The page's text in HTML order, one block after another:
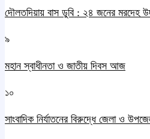
দৌলতদিয়ায় বাস ডুবি : ২৪ জনের মরদেহ
৯
মহান স্বাধীনতা ও জাতীয় দিবস আজ
১০
সাংবাদিক নির্যাতনের বিরুদ্ধে জেলা ও